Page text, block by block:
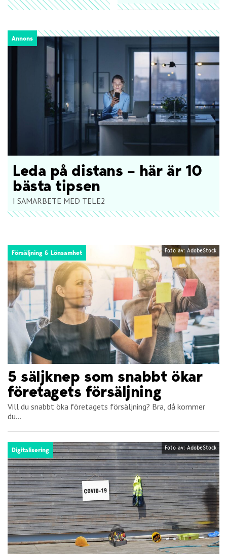
Annons
Leda på distans – här är 10
bästa tipsen
I SAMARBETE MED TELE2
Försäljning & Lönsamhet Foto av: AdobeStock
5 säljknep som snabbt ökar
företagets försäljning
Vill du snabbt öka företagets försäljning? Bra, då kommer
du...
Digitalisering Foto av: AdobeStock